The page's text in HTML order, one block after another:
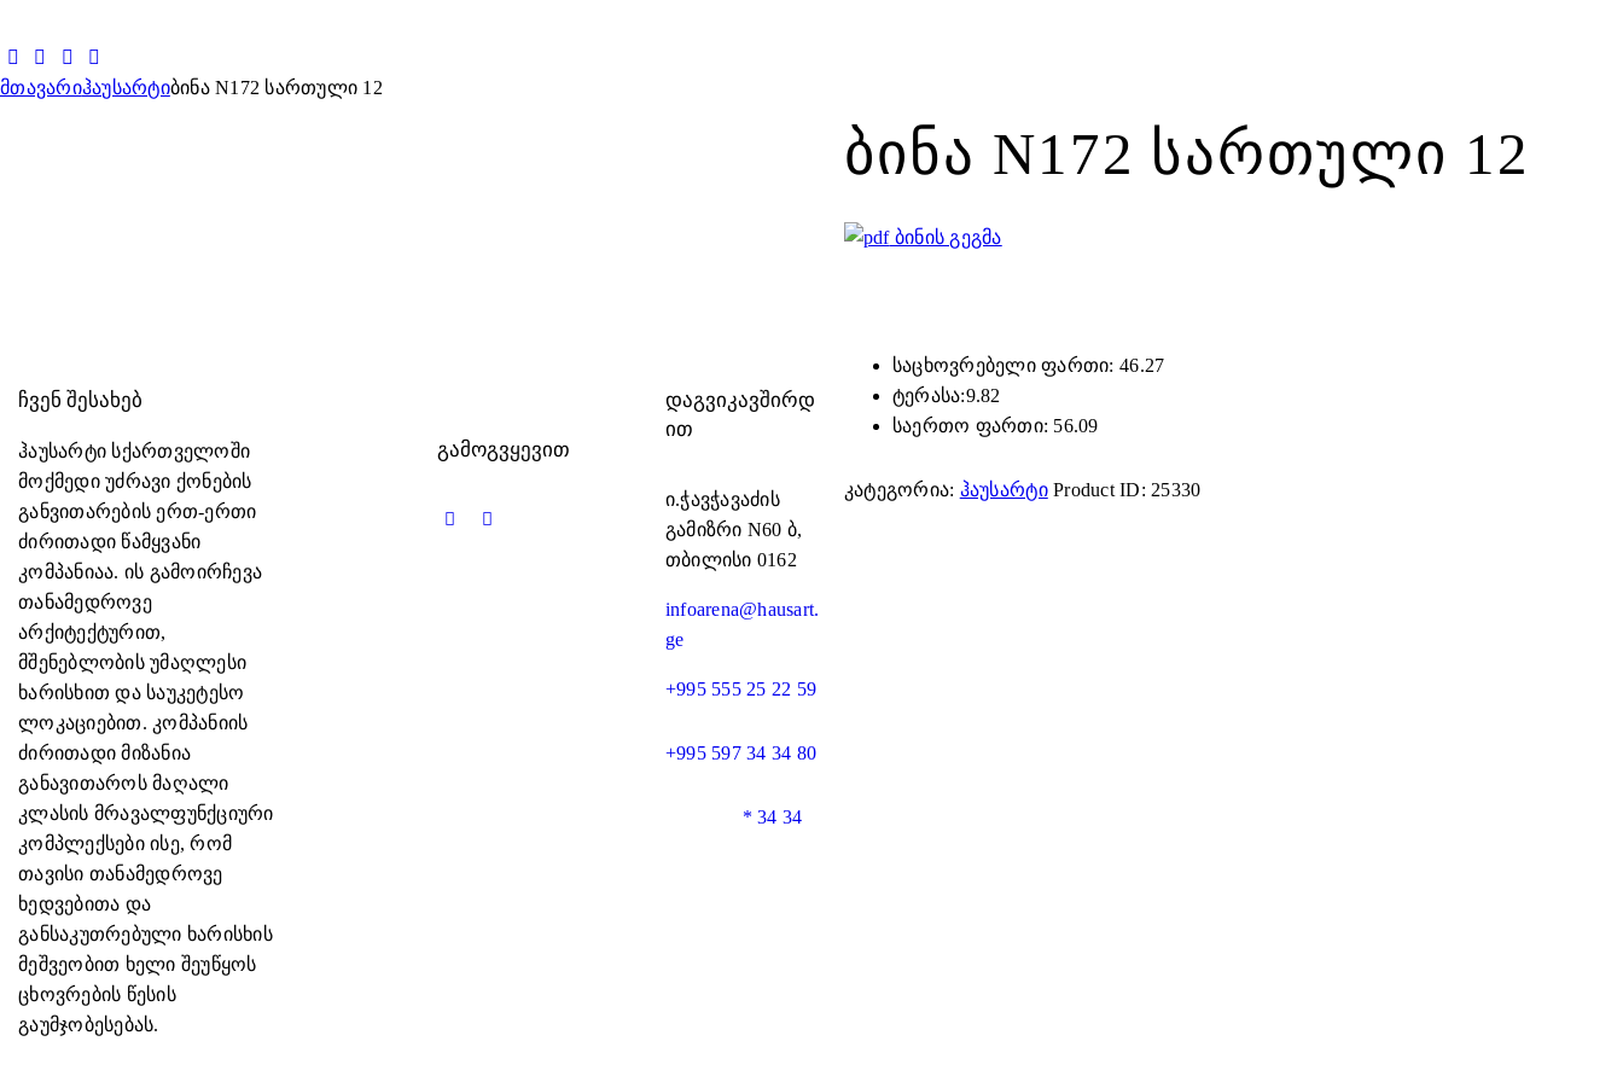
მთავარიჰაუსარტიბინა N172 სართული 12
ᲑᲘᲜᲐ N172 ᲡᲐᲠᲗᲣᲚᲘ 12
ბინის გეგმა
საცხოვრებელი ფართი: 46.27
ტერასა:9.82
საერთო ფართი: 56.09
კატეგორია: ჰაუსარტი Product ID: 25330
ᲩᲕᲔᲜ ᲨᲔᲡᲐᲮᲔᲑ
ჰაუსარტი სქართველოში
მოქმედი უძრავი ქონების
განვითარების ერთ-ერთი
ძირითადი წამყვანი
კომპანიაა. ის გამოირჩევა
თანამედროვე
არქიტექტურით,
მშენებლობის უმაღლესი
ხარისხით და საუკეტესო
ლოკაციებით. კომპანიის
ძირითადი მიზანია
განავითაროს მაღალი
კლასის მრავალფუნქციური
კომპლექსები ისე, რომ
თავისი თანამედროვე
ხედვებითა და
განსაკუთრებული ხარისხის
მეშვეობით ხელი შეუწყოს
ცხოვრების წესის
გაუმჯობესებას.
ᲒᲐᲛᲝᲒᲕᲧᲔᲕᲘᲗ
ᲓᲐᲒᲕᲘᲙᲐᲕᲨᲘᲠᲓ
ᲘᲗ
ი.ჭავჭავაძის
გამიზრი N60 ბ,
თბილისი 0162
infoarena@hausart.
ge
+995 555 25 22 59
+995 597 34 34 80
* 34 34